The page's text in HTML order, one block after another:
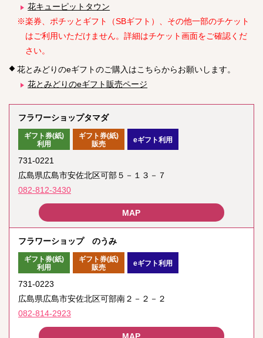
花キューピットタウン
※楽券、ポチッとギフト（SBギフト）、その他一部のチケット
はご利用いただけません。詳細はチケット画面をご確認くだ
さい。
花とみどりのeギフトのご購入はこちらからお願いします。
花とみどりのeギフト販売ページ
フラワーショップタマダ
ギフト券(紙)
利用
ギフト券(紙)
販売
eギフト利用
731-0221
広島県広島市安佐北区可部５－１３－７
082-812-3430
フラワーショップ のうみ
ギフト券(紙)
利用
ギフト券(紙)
販売
eギフト利用
731-0223
広島県広島市安佐北区可部南２－２－２
082-814-2923